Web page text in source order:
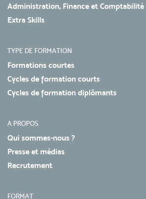
Administration, Finance et Comptabilité
Extra Skills
TYPE DE FORMATION
Formations courtes
Cycles de formation courts
Cycles de formation diplômants
A PROPOS
Qui sommes-nous ?
Presse et médias
Recrutement
FORMAT